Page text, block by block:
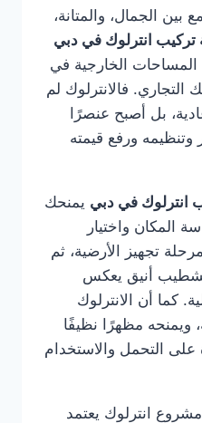
الجمال، والمتانة،
انترلوك في دبي
المساحات الخارجية في
فالانترلوك لم
بل أصبح عنصرًا
وتنظيمه ورفع قيمته
انترلوك في دبي يمنحك
المكان واختيار
تجهيز الأرضية، ثم
أنيق يعكس
كما أن الانترلوك
ويمنحه مظهرًا نظيفًا
على التحمل والاستخدام
انترلوك يعتمد